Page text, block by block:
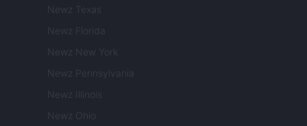
Newz Texas
Newz Florida
Newz New York
Newz Pennsylvania
Newz Illinois
Newz Ohio